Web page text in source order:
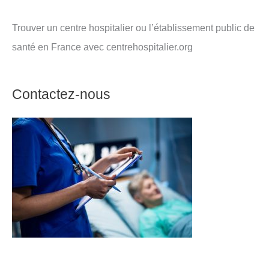
Trouver un centre hospitalier ou l’établissement public de
santé en France avec centrehospitalier.org
Contactez-nous